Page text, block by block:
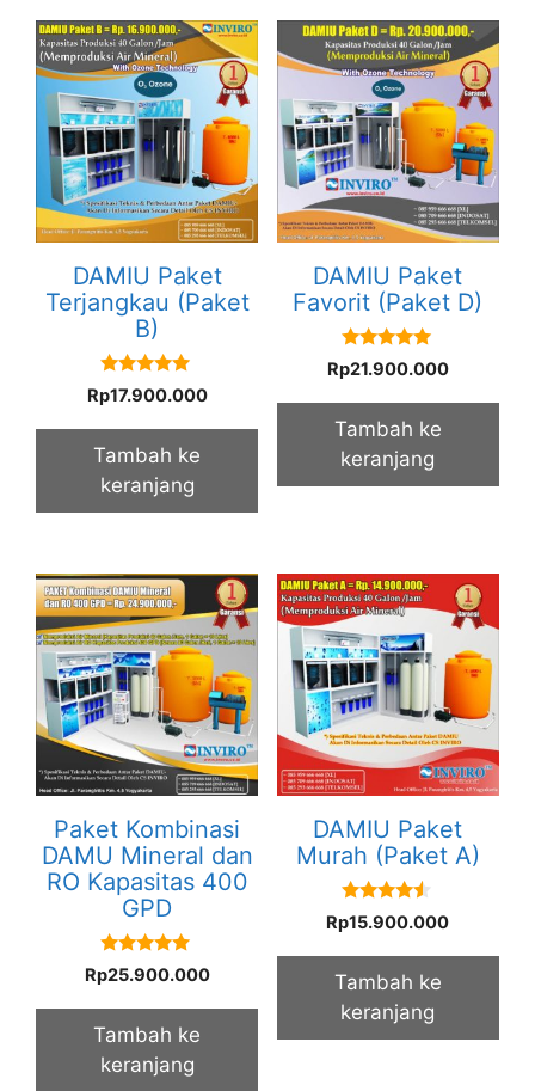
DAMIU Paket
Terjangkau (Paket
B)
5.00
out of 5
Rp17.900.000
Tambah ke
keranjang
DAMIU Paket
Favorit (Paket D)
5.00
out of 5
Rp21.900.000
Tambah ke
keranjang
Paket Kombinasi
DAMU Mineral dan
RO Kapasitas 400
GPD
5.00
out of 5
Rp25.900.000
Tambah ke
keranjang
DAMIU Paket
Murah (Paket A)
4.33
out of 5
Rp15.900.000
Tambah ke
keranjang